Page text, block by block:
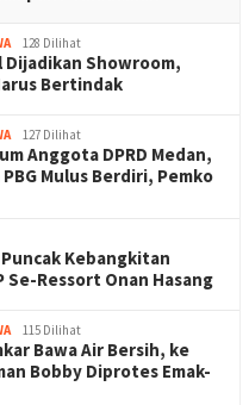
128 Dilihat
Dijadikan Showroom,
Bertindak
127 Dilihat
Anggota DPRD Medan,
Mulus Berdiri, Pemko
Kebangkitan
Se-Ressort Onan Hasang
115 Dilihat
Bawa Air Bersih, ke
Bobby Diprotes Emak-